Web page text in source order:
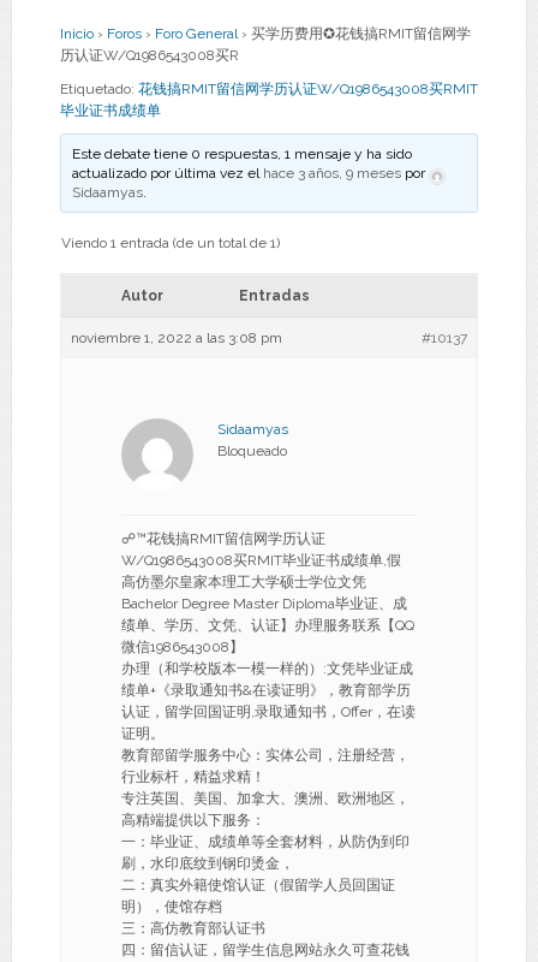
Inicio › Foros › Foro General › 买学历费用✪花钱搞RMIT留信网学
历认证W/Q1986543008买R
Etiquetado: 花钱搞RMIT留信网学历认证W/Q1986543008买RMIT
毕业证书成绩单
Este debate tiene 0 respuestas, 1 mensaje y ha sido
actualizado por última vez el hace 3 años, 9 meses por
Sidaamyas.
Viendo 1 entrada (de un total de 1)
Autor Entradas
noviembre 1, 2022 a las 3:08 pm #10137
Sidaamyas
Bloqueado
☍™花钱搞RMIT留信网学历认证
W/Q1986543008买RMIT毕业证书成绩单,假
高仿墨尔皇家本理工大学硕士学位文凭
Bachelor Degree Master Diploma毕业证、成
绩单、学历、文凭、认证】办理服务联系【QQ
微信1986543008】
办理（和学校版本一模一样的）:文凭毕业证成
绩单+《录取通知书&在读证明》，教育部学历
认证，留学回国证明,录取通知书，Offer，在读
证明。
教育部留学服务中心：实体公司，注册经营，
行业标杆，精益求精！
专注英国、美国、加拿大、澳洲、欧洲地区，
高精端提供以下服务：
一：毕业证、成绩单等全套材料，从防伪到印
刷，水印底纹到钢印烫金，
二：真实外籍使馆认证（假留学人员回国证
明），使馆存档
三：高仿教育部认证书
四：留信认证，留学生信息网站永久可查花钱